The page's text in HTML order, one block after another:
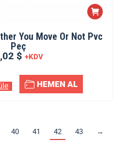
You Move Or Not Pvc
Peç
$ +KDV
HEMEN AL
40 41 42 43 →